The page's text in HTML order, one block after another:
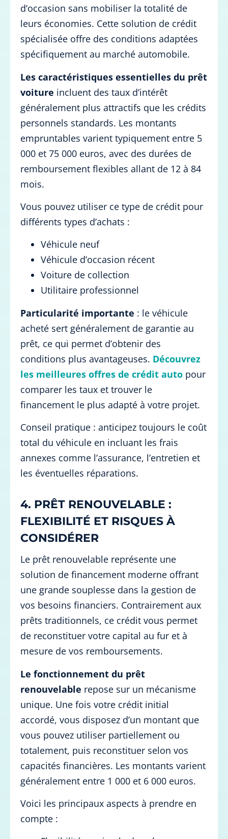
d’occasion sans mobiliser la totalité de
leurs économies. Cette solution de crédit
spécialisée offre des conditions adaptées
spécifiquement au marché automobile.
Les caractéristiques essentielles du prêt
voiture incluent des taux d’intérêt
généralement plus attractifs que les crédits
personnels standards. Les montants
empruntables varient typiquement entre 5
000 et 75 000 euros, avec des durées de
remboursement flexibles allant de 12 à 84
mois.
Vous pouvez utiliser ce type de crédit pour
différents types d’achats :
Véhicule neuf
Véhicule d’occasion récent
Voiture de collection
Utilitaire professionnel
Particularité importante : le véhicule
acheté sert généralement de garantie au
prêt, ce qui permet d’obtenir des
conditions plus avantageuses. Découvrez
les meilleures offres de crédit auto pour
comparer les taux et trouver le
financement le plus adapté à votre projet.
Conseil pratique : anticipez toujours le coût
total du véhicule en incluant les frais
annexes comme l’assurance, l’entretien et
les éventuelles réparations.
4. PRÊT RENOUVELABLE :
FLEXIBILITÉ ET RISQUES À
CONSIDÉRER
Le prêt renouvelable représente une
solution de financement moderne offrant
une grande souplesse dans la gestion de
vos besoins financiers. Contrairement aux
prêts traditionnels, ce crédit vous permet
de reconstituer votre capital au fur et à
mesure de vos remboursements.
Le fonctionnement du prêt
renouvelable repose sur un mécanisme
unique. Une fois votre crédit initial
accordé, vous disposez d’un montant que
vous pouvez utiliser partiellement ou
totalement, puis reconstituer selon vos
capacités financières. Les montants varient
généralement entre 1 000 et 6 000 euros.
Voici les principaux aspects à prendre en
compte :